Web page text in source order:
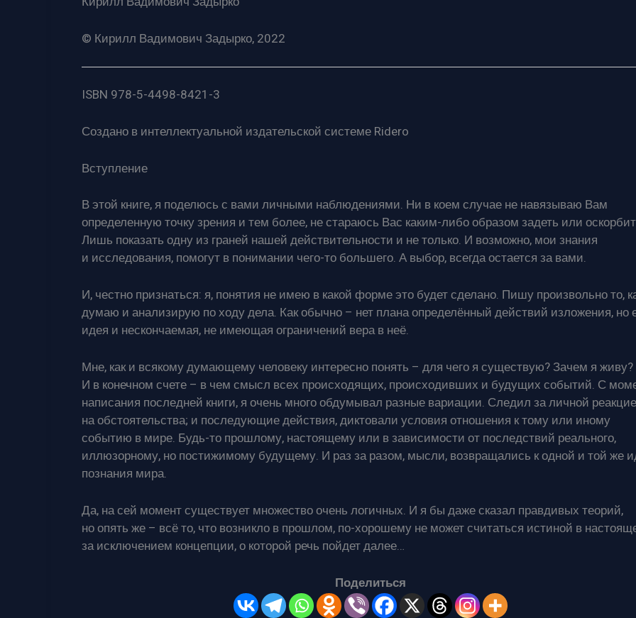
© Кирилл Вадимович Задырко, 2022
ISBN 978-5-4498-8421-3
Создано в интеллектуальной издательской системе Ridero
Вступление
В этой книге, я поделюсь с вами личными наблюдениями. Ни в коем случае не навязываю Вам
определенную точку зрения и тем более, не стараюсь Вас каким-либо образом задеть или
Лишь показать одну из граней нашей действительности и не только. И возможно, мои знания
и исследования, помогут в понимании чего-то большего. А выбор, всегда остается за вами.
И, честно признаться: я, понятия не имею в какой форме это будет сделано. Пишу произвольно то,
думаю и анализирую по ходу дела. Как обычно – нет плана определённый действий изложения, но
идея и нескончаемая, не имеющая ограничений вера в неё.
Мне, как и всякому думающему человеку интересно понять – для чего я существую? Зачем я живу?
И в конечном счете – в чем смысл всех происходящих, происходивших и будущих событий. С
написания последней книги, я очень много обдумывал разные вариации. Следил за личной
на обстоятельства; и последующие действия, диктовали условия отношения к тому или иному
событию в мире. Будь-то прошлому, настоящему или в зависимости от последствий реального,
иллюзорному, но постижимому будущему. И раз за разом, мысли, возвращались к одной и той же
познания мира.
Да, на сей момент существует множество очень логичных. И я бы даже сказал правдивых теорий,
но опять же – всё то, что возникло в прошлом, по-хорошему не может считаться истиной в
за исключением концепции, о которой речь пойдет далее…
Поделиться